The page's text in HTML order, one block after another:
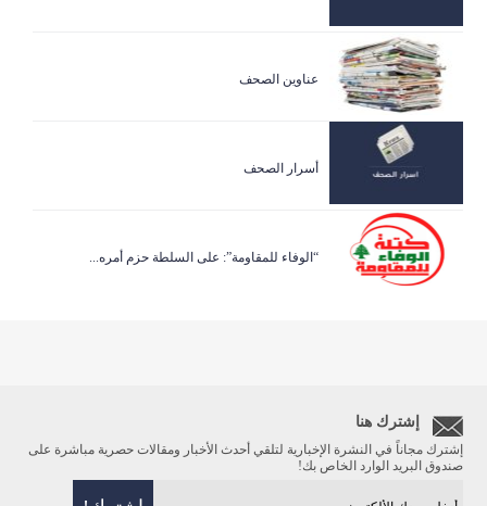
عناوين الصحف
أسرار الصحف
“الوفاء للمقاومة”: على السلطة حزم أمره...
إشترك هنا
إشترك مجاناً في النشرة الإخبارية لتلقي أحدث الأخبار ومقالات حصرية مباشرة على
صندوق البريد الوارد الخاص بك!